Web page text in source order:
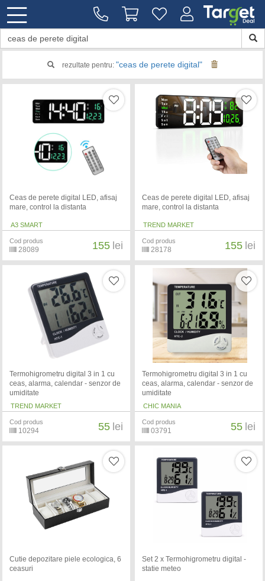
rezultate pentru: "ceas de perete digital"
Ceas de perete digital LED, afisaj
mare, control la distanta
A3 SMART
Cod produs
28089 155 lei
Ceas de perete digital LED, afisaj
mare, control la distanta
TREND MARKET
Cod produs
28178 155 lei
Termohigrometru digital 3 in 1 cu
ceas, alarma, calendar - senzor de
umiditate
TREND MARKET
Cod produs
10294 55 lei
Termohigrometru digital 3 in 1 cu
ceas, alarma, calendar - senzor de
umiditate
CHIC MANIA
Cod produs
03791 55 lei
Cutie depozitare piele ecologica, 6
ceasuri
Set 2 x Termohigrometru digital -
statie meteo